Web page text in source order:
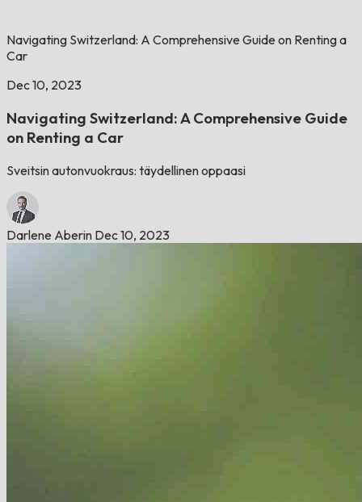
Navigating Switzerland: A Comprehensive Guide on Renting a
Car
Dec 10, 2023
Navigating Switzerland: A Comprehensive Guide
on Renting a Car
Sveitsin autonvuokraus: täydellinen oppaasi
Darlene Aberin Dec 10, 2023